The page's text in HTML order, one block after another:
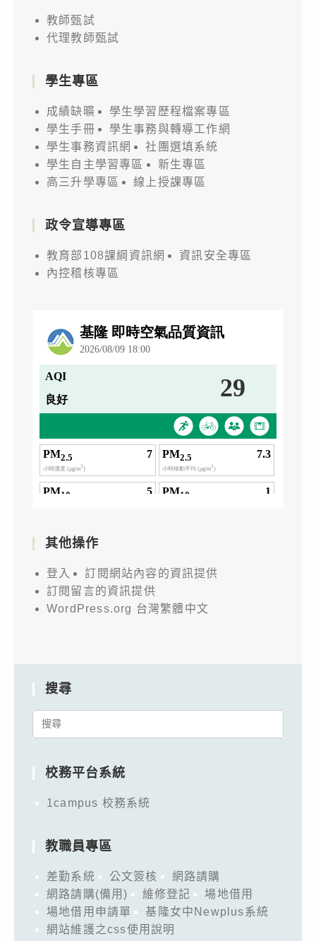
教師甄試
代理教師甄試
學生專區
成績缺曠
學生學習歷程檔案專區
學生手冊
學生事務與轉導工作網
學生事務資訊網
社團選填系統
學生自主學習專區
新生專區
高三升學專區
線上授課專區
政令宣導專區
教育部108課綱資訊網
資訊安全專區
內控稽核專區
其他操作
登入
訂閱網站內容的資訊提供
訂閱留言的資訊提供
WordPress.org 台灣繁體中文
搜尋
Search
校務平台系統
1campus 校務系統
教職員專區
差勤系統 公文簽核
網路請購
網路請購(備用)
維修登記
場地借用
場地借用申請單
基隆女中Newplus系統
網站維護之css使用說明